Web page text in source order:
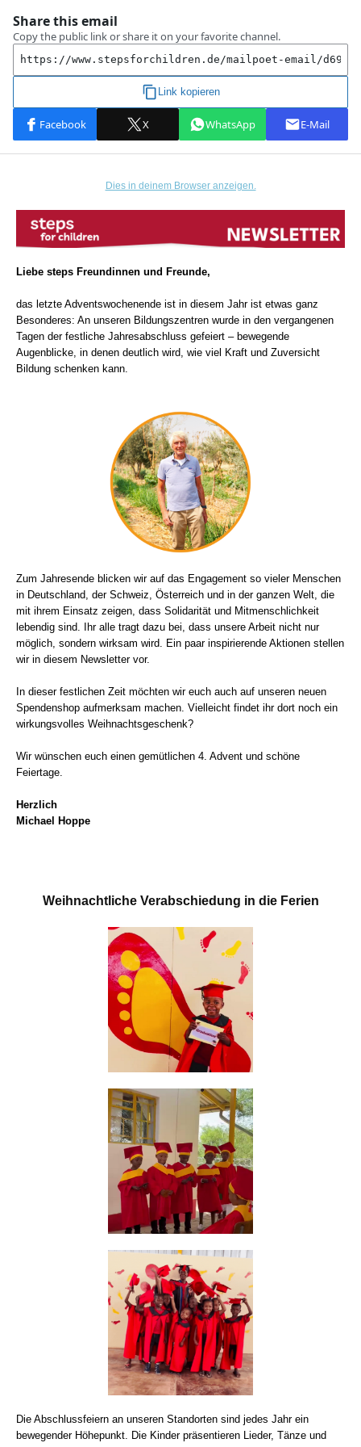
Dies in deinem Browser anzeigen.
Liebe steps Freundinnen und Freunde,
das letzte Adventswochenende ist in diesem Jahr ist etwas ganz
Besonderes: An unseren Bildungszentren wurde in den vergangenen
Tagen der festliche Jahresabschluss gefeiert – bewegende
Augenblicke, in denen deutlich wird, wie viel Kraft und Zuversicht
Bildung schenken kann.
Zum Jahresende blicken wir auf das Engagement so vieler Menschen
in Deutschland, der Schweiz, Österreich und in der ganzen Welt, die
mit ihrem Einsatz zeigen, dass Solidarität und Mitmenschlichkeit
lebendig sind. Ihr alle tragt dazu bei, dass unsere Arbeit nicht nur
möglich, sondern wirksam wird. Ein paar inspirierende Aktionen stellen
wir in diesem Newsletter vor.
In dieser festlichen Zeit möchten wir euch auch auf unseren neuen
Spendenshop aufmerksam machen. Vielleicht findet ihr dort noch ein
wirkungsvolles Weihnachtsgeschenk?
Wir wünschen euch einen gemütlichen 4. Advent und schöne
Feiertage.
Herzlich
Michael Hoppe
Weihnachtliche Verabschiedung in die Ferien
Die Abschlussfeiern an unseren Standorten sind jedes Jahr ein
bewegender Höhepunkt. Die Kinder präsentieren Lieder, Tänze und